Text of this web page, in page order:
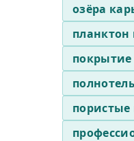
озёра
планктон